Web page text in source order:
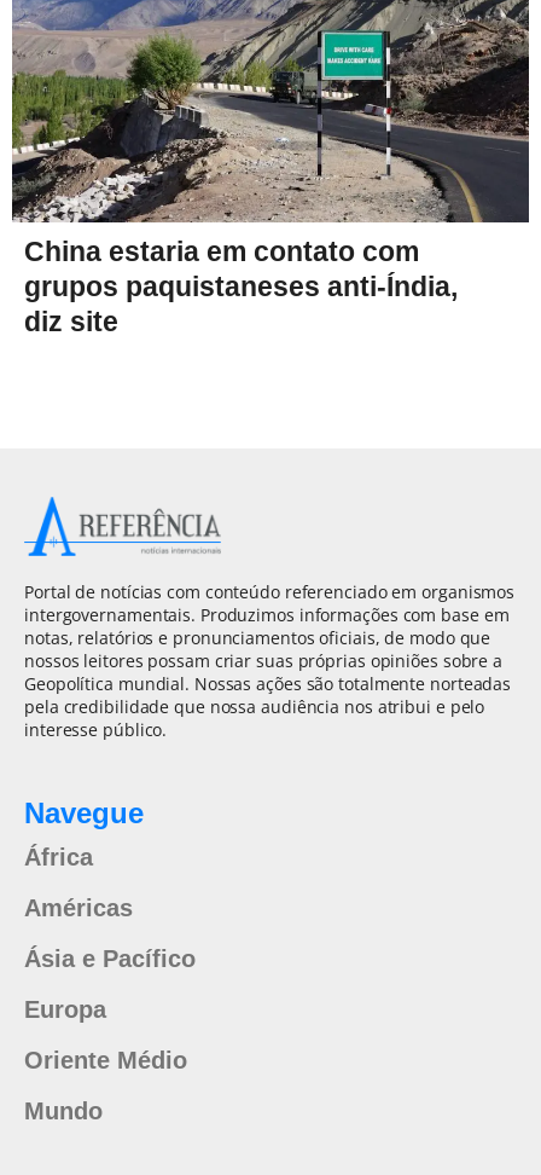
China estaria em contato com
grupos paquistaneses anti-Índia,
diz site
Portal de notícias com conteúdo referenciado em organismos
intergovernamentais. Produzimos informações com base em
notas, relatórios e pronunciamentos oficiais, de modo que
nossos leitores possam criar suas próprias opiniões sobre a
Geopolítica mundial. Nossas ações são totalmente norteadas
pela credibilidade que nossa audiência nos atribui e pelo
interesse público.
Navegue
África
Américas
Ásia e Pacífico
Europa
Oriente Médio
Mundo